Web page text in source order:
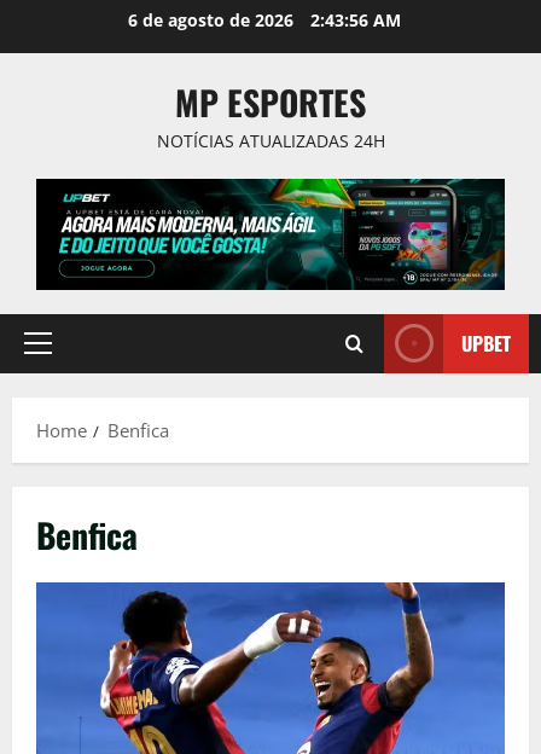
6 de agosto de 2026 2:43:56 AM
MP ESPORTES
NOTÍCIAS ATUALIZADAS 24H
Primary
UPBET
Home Benfica
Benfica